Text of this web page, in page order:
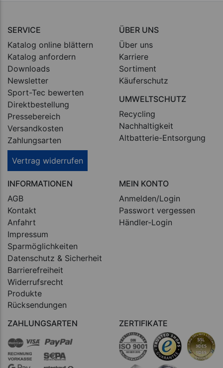
SERVICE
Katalog online blättern
Katalog anfordern
Downloads
Newsletter
Sport-Tec bewerten
Direktbestellung
Pressebereich
Versandkosten
Zahlungsarten
Vertrag widerrufen
ÜBER UNS
Über uns
Karriere
Sortiment
Käuferschutz
UMWELTSCHUTZ
Recycling
Nachhaltigkeit
Altbatterie-Entsorgung
INFORMATIONEN
AGB
Kontakt
Anfahrt
Impressum
Sparmöglichkeiten
Datenschutz & Sicherheit
Barrierefreiheit
Widerrufsrecht
Produkte
Rücksendungen
MEIN KONTO
Anmelden/Login
Passwort vergessen
Händler-Login
ZAHLUNGSARTEN ZERTIFIKATE